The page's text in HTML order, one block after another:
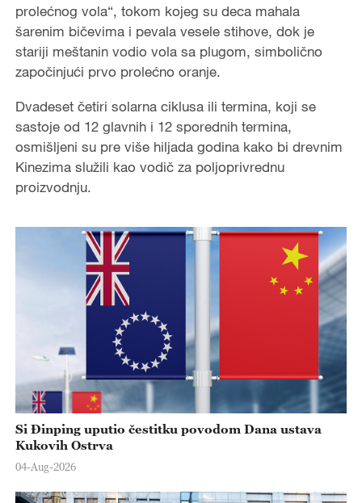
prolećnog vola“, tokom kojeg su deca mahala
šarenim bičevima i pevala vesele stihove, dok je
stariji meštanin vodio vola sa plugom, simbolično
započinjući prvo prolećno oranje.
Dvadeset četiri solarna ciklusa ili termina, koji se
sastoje od 12 glavnih i 12 sporednih termina,
osmišljeni su pre više hiljada godina kako bi drevnim
Kinezima služili kao vodič za poljoprivrednu
proizvodnju.
Si Đinping uputio čestitku povodom Dana ustava
Kukovih Ostrva
04-Aug-2026